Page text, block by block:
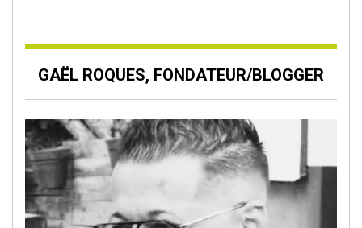
GAËL ROQUES, FONDATEUR/BLOGGER